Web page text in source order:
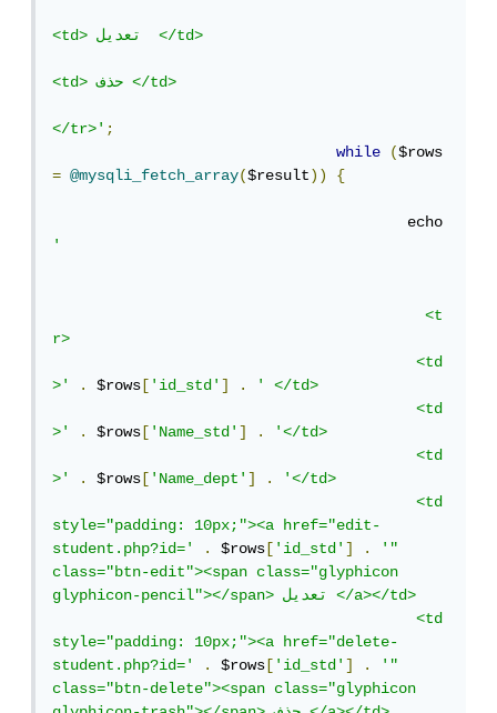
<td> تعديل  </td>
<td> حذف </td>
</tr>';
while
(
=
@mysqli_fetch_array($result)) {
'
r>
>'
. $rows ['id_std'] .
' </td>
>'
. $rows ['Name_std'] .
'</td>
>'
. $rows ['Name_dept'] .
'</td>
style="padding: 10px;"><a href="edit-
student.php?id='
. $rows ['id_std'] .
'"
class="btn-edit"><span class="glyphicon
glyphicon-pencil"></span> تعديل </a></td>
style="padding: 10px;"><a href="delete-
student.php?id='
. $rows ['id_std'] .
'"
class="btn-delete"><span class="glyphicon